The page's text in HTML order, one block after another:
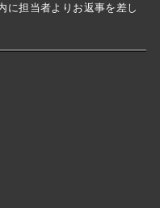
に担当者よりお返事を差し